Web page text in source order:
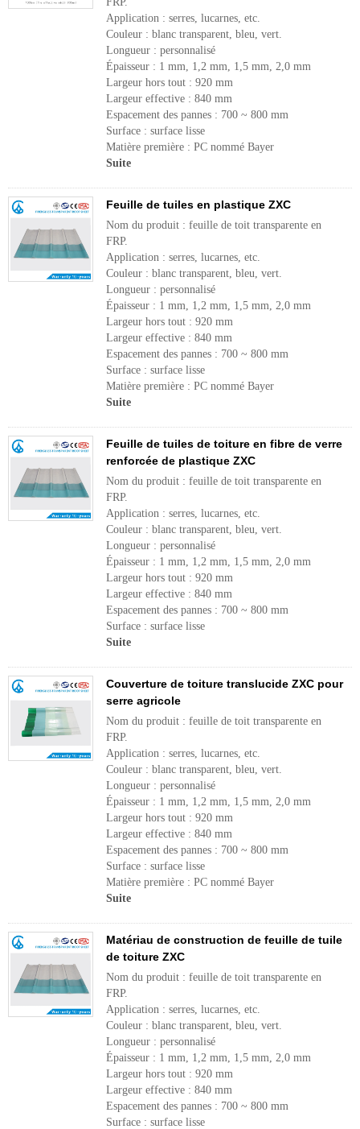
Application : serres, lucarnes, etc.
Couleur : blanc transparent, bleu, vert.
Longueur : personnalisé
Épaisseur : 1 mm, 1,2 mm, 1,5 mm, 2,0 mm
Largeur hors tout : 920 mm
Largeur effective : 840 mm
Espacement des pannes : 700 ~ 800 mm
Surface : surface lisse
Matière première : PC nommé Bayer
Suite
Feuille de tuiles en plastique ZXC
Nom du produit : feuille de toit transparente en
FRP.
Application : serres, lucarnes, etc.
Couleur : blanc transparent, bleu, vert.
Longueur : personnalisé
Épaisseur : 1 mm, 1,2 mm, 1,5 mm, 2,0 mm
Largeur hors tout : 920 mm
Largeur effective : 840 mm
Espacement des pannes : 700 ~ 800 mm
Surface : surface lisse
Matière première : PC nommé Bayer
Suite
Feuille de tuiles de toiture en fibre de verre
renforcée de plastique ZXC
Nom du produit : feuille de toit transparente en
FRP.
Application : serres, lucarnes, etc.
Couleur : blanc transparent, bleu, vert.
Longueur : personnalisé
Épaisseur : 1 mm, 1,2 mm, 1,5 mm, 2,0 mm
Largeur hors tout : 920 mm
Largeur effective : 840 mm
Espacement des pannes : 700 ~ 800 mm
Surface : surface lisse
Suite
Couverture de toiture translucide ZXC pour
serre agricole
Nom du produit : feuille de toit transparente en
FRP.
Application : serres, lucarnes, etc.
Couleur : blanc transparent, bleu, vert.
Longueur : personnalisé
Épaisseur : 1 mm, 1,2 mm, 1,5 mm, 2,0 mm
Largeur hors tout : 920 mm
Largeur effective : 840 mm
Espacement des pannes : 700 ~ 800 mm
Surface : surface lisse
Matière première : PC nommé Bayer
Suite
Matériau de construction de feuille de tuile
de toiture ZXC
Nom du produit : feuille de toit transparente en
FRP.
Application : serres, lucarnes, etc.
Couleur : blanc transparent, bleu, vert.
Longueur : personnalisé
Épaisseur : 1 mm, 1,2 mm, 1,5 mm, 2,0 mm
Largeur hors tout : 920 mm
Largeur effective : 840 mm
Espacement des pannes : 700 ~ 800 mm
Surface : surface lisse